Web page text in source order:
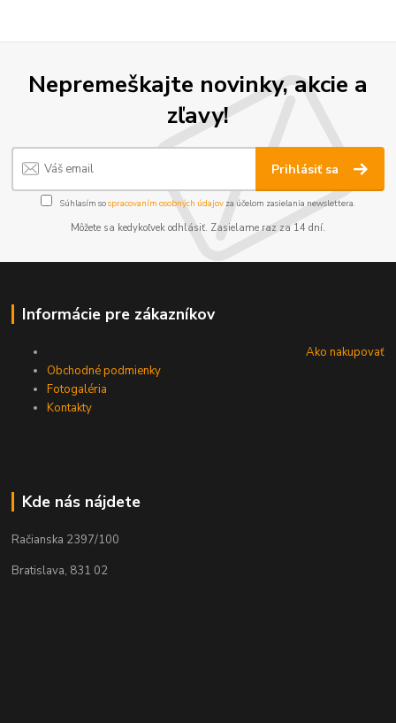
Nepremeškajte novinky, akcie a
zľavy!
Prihlásiť sa
Súhlasím sospracovaním osobných údajov za účelom zasielania newslettera.
Môžete sa kedykoľvek odhlásiť. Zasielame raz za 14 dní.
Informácie pre zákazníkov
Ako nakupovať
Obchodné podmienky
Fotogaléria
Kontakty
Kde nás nájdete
Račianska 2397/100
Bratislava, 831 02